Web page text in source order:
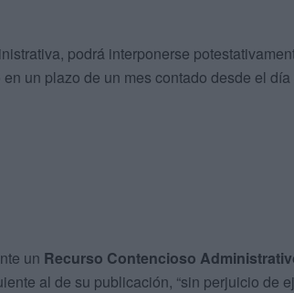
podrá interponerse
un plazo de un mes contado desde el
un Recurso Contencioso
al de su publicación, “sin perjuicio de